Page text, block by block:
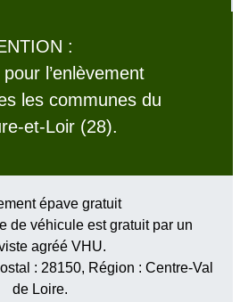
:
l’enlèvement
les communes du
et-Loir (28).
épave gratuit
de véhicule est gratuit par un
agréé VHU.
: 28150, Région : Centre-Val
de Loire.